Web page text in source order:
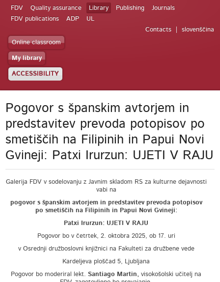
FDV Quality assurance Library Publishing
Journals
FDV publications
ADP
UL
Contacts
slovenščina
Online classroom
My library
ACCESSIBILITY
Pogovor s španskim avtorjem in
predstavitev prevoda potopisov po
smetiščih na Filipinih in Papui Novi
Gvineji: Patxi Irurzun: UJETI V RAJU
Galerija FDV v sodelovanju z Javnim skladom RS za kulturne dejavnosti
vabi na
pogovor s španskim avtorjem in predstavitev prevoda potopisov
po smetiščih na Filipinih in Papui Novi Gvineji:
Patxi Irurzun: UJETI V RAJU
Pogovor bo v četrtek, 2. oktobra 2025, ob 17. uri
v Osrednji družboslovni knjižnici na Fakulteti za družbene vede
Kardeljeva ploščad 5, Ljubljana
Pogovor bo moderiral lekt.Santiago Martin,visokošolski učitelj na